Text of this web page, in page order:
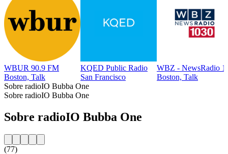
WBUR 90.9 FM
Boston, Talk
KQED Public Radio
San Francisco
WBZ - NewsRadio
Boston, Talk
Sobre radioIO Bubba One
Sobre radioIO Bubba One
Sobre radioIO Bubba One
(77)